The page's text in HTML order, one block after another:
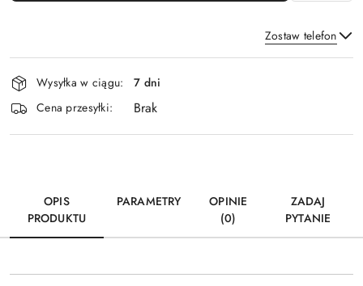
Zostaw telefon
Dostępność
i
dostawa
Wysyłka w ciągu:
7 dni
Cena przesyłki:
Brak
OPIS
PRODUKTU
PARAMETRY
OPINIE
(0)
ZADAJ
PYTANIE